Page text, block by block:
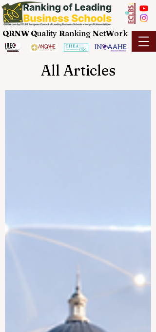
QRNW Quality Ranking NetWork
All Articles